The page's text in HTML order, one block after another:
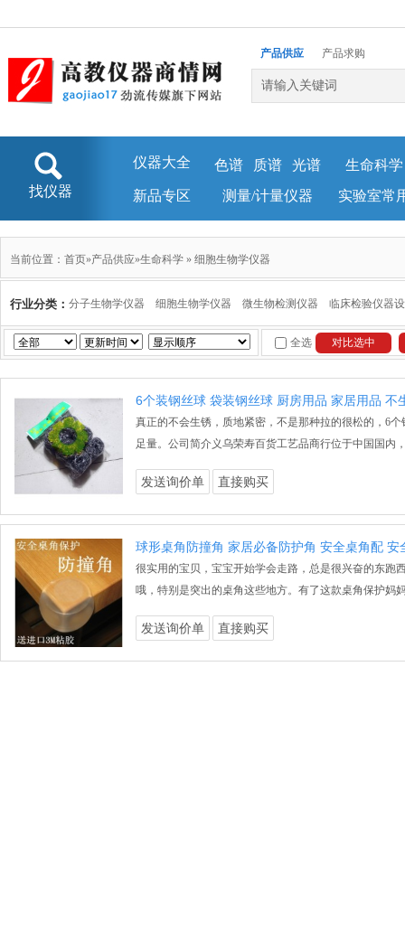
产品供应
产品求购
企业库
找仪器
仪器大全 色谱 质谱 光谱
生命科学
新品专区
测量/计量仪器 实验室常
当前位置： 首页»产品供应»生命科学 » 细胞生物学仪器
行业分类： 分子生物学仪器 细胞生物学仪器 微生物检测仪器 临床检验仪器
全选
6个装钢丝球 袋装钢丝球 厨房用品 家居用品 不
真正的不会生锈，质地紧密，不是那种拉的很松的，6个
足量。公司简介义乌荣寿百货工艺品商行位于中国国内
发送询价单 直接购买
球形桌角防撞角 家居必备防护角 安全桌角配 安
很实用的宝贝，宝宝开始学会走路，总是很兴奋的东跑
哦，特别是突出的桌角这些地方。有了这款桌角保护妈
发送询价单 直接购买